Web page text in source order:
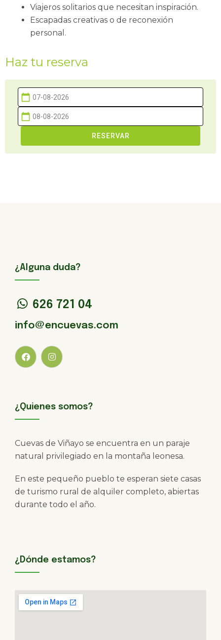
Viajeros solitarios que necesitan inspiración.
Escapadas creativas o de reconexión
personal.
Haz tu reserva
calendar_today
calendar_today
RESERVAR
¿Alguna duda?
626 721 04
info@encuevas.com
¿Quienes somos?
Cuevas de Viñayo se encuentra en un paraje
natural privilegiado en la montaña leonesa.
En este pequeño pueblo te esperan siete casas
de turismo rural de alquiler completo, abiertas
durante todo el año.
¿Dónde estamos?